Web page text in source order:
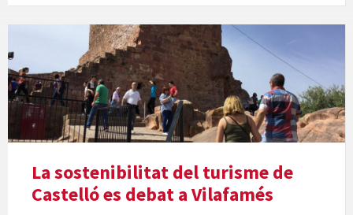
La sostenibilitat del turisme de
Castelló es debat a Vilafamés